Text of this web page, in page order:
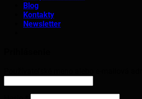
Blog
Kontakty
Newsletter